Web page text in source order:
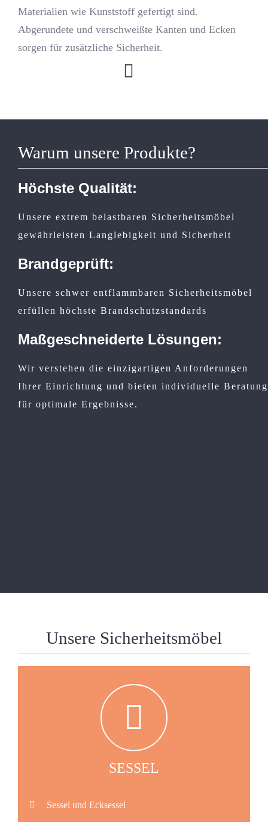
Materialien wie Kunststoff gefertigt sind.
Abgerundete und verschweißte Kanten und Ecken
sorgen für zusätzliche Sicherheit.
Warum unsere Produkte?
Höchste Qualität:
Unsere extrem belastbaren Sicherheitsmöbel
gewährleisten Langlebigkeit und Sicherheit
Brandgeprüft:
Unsere schwer entflammbaren Sicherheitsmöbel
erfüllen höchste Brandschutzstandards
Maßgeschneiderte Lösungen:
Wir verstehen die einzigartigen Anforderungen
Ihrer Einrichtung und bieten individuelle Beratung
für optimale Ergebnisse.
Unsere Sicherheitsmöbel
SESSEL
Sessel und Ecksessel